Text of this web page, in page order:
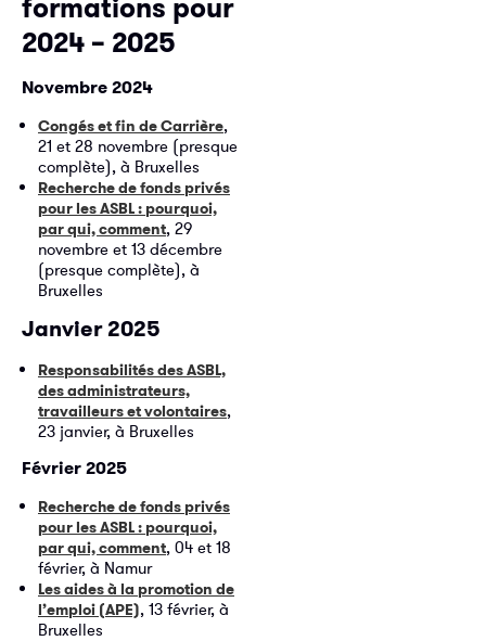
formations pour
2024 – 2025
Novembre 2024
Congés et fin de Carrière,
21 et 28 novembre (presque
complète), à Bruxelles
Recherche de fonds privés
pour les ASBL : pourquoi,
par qui, comment, 29
novembre et 13 décembre
(presque complète), à
Bruxelles
Janvier 2025
Responsabilités des ASBL,
des administrateurs,
travailleurs et volontaires,
23 janvier, à Bruxelles
Février 2025
Recherche de fonds privés
pour les ASBL : pourquoi,
par qui, comment, 04 et 18
février, à Namur
Les aides à la promotion de
l’emploi (APE), 13 février, à
Bruxelles